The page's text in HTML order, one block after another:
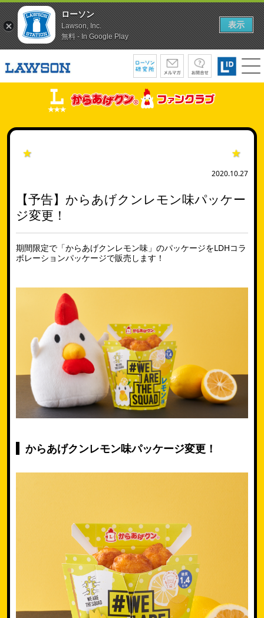
2020.10.27
【予告】からあげクンレモン味パッケー
ジ変更！
期間限定で「からあげクンレモン味」のパッケージをLDHコラ
ボレーションパッケージで販売します！
からあげクンレモン味パッケージ変更！
ローソン
Lawson, Inc.
無料 - In Google Play
表示